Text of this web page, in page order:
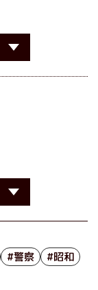
#警察 #昭和